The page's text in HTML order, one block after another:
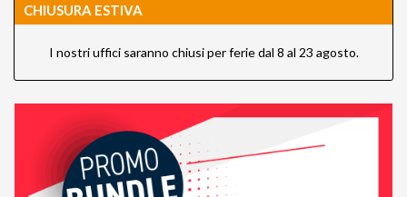
CHIUSURA ESTIVA
I nostri uffici saranno chiusi per ferie dal 8 al 23 agosto.